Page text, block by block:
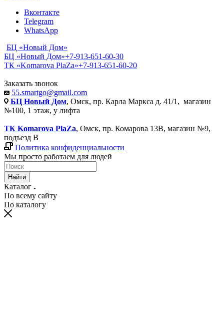
Вконтакте
Telegram
WhatsApp
БЦ «Новый Дом»
БЦ «Новый Дом»+7-913-651-60-30
ТК «Komarova PlaZa»+7-913-651-60-20
Заказать звонок
55.smartgo@gmail.com
БЦ Новый Дом, Омск, пр. Карла Маркса д. 41/1, магазин
№100, 1 этаж, у лифта
ТК Komarova PlaZa, Омск, пр. Комарова 13В, магазин №9,
подъезд В
Политика конфиденциальности
Мы просто работаем для людей
Найти
Каталог
По всему сайту
По каталогу